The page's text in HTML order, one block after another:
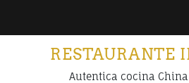
RESTAURANTE
Autentica cocina China